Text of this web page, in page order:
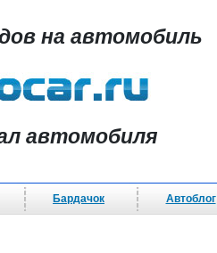
на автомобиль
автомобиля
Бардачок Автоблог